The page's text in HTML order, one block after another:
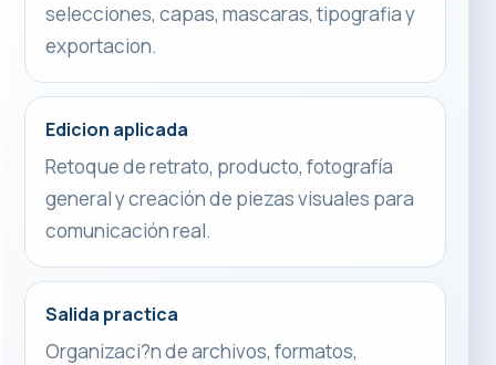
selecciones, capas, mascaras, tipografia y
exportacion.
Edicion aplicada
Retoque de retrato, producto, fotografía
general y creación de piezas visuales para
comunicación real.
Salida practica
Organizaci?n de archivos, formatos,